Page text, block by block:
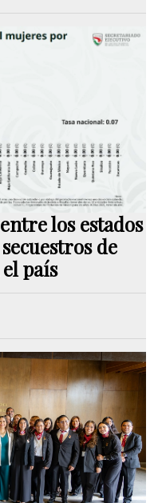
los estados
de
país